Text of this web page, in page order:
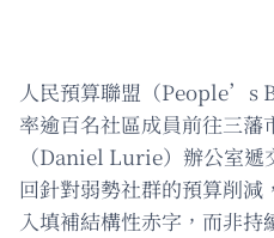
人民預算聯盟（People’s
率逾百名社區成員前往三藩
（Daniel Lurie）辦公室
回針對弱勢社群的預算削
入填補結構性赤字，而非持